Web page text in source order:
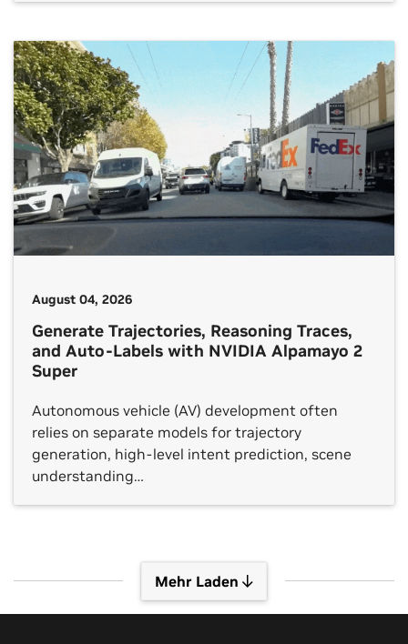
August 04, 2026
Generate Trajectories, Reasoning Traces,
and Auto-Labels with NVIDIA Alpamayo 2
Super
Autonomous vehicle (AV) development often
relies on separate models for trajectory
generation, high-level intent prediction, scene
understanding…
Mehr Laden